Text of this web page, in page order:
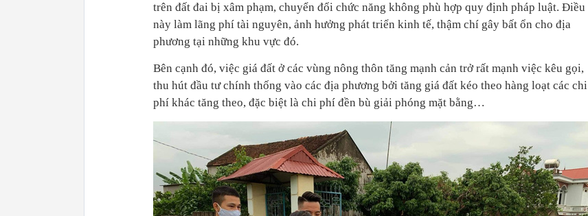
trên đất đai bị xâm phạm, chuyển đổi chức năng không phù hợp quy định pháp luật. Điều
này làm lãng phí tài nguyên, ảnh hưởng phát triển kinh tế, thậm chí gây bất ổn cho địa
phương tại những khu vực đó.
Bên cạnh đó, việc giá đất ở các vùng nông thôn tăng mạnh cản trở rất mạnh việc kêu gọi,
thu hút đầu tư chính thống vào các địa phương bởi tăng giá đất kéo theo hàng loạt các chi
phí khác tăng theo, đặc biệt là chi phí đền bù giải phóng mặt bằng…